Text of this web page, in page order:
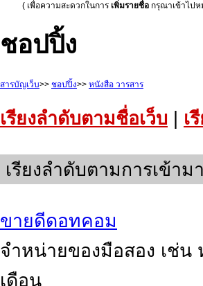
( เพื่อความสะดวกในการ เพิ่มรายชื่อ กรุณาเข้าไป
ชอปปิ้ง
สารบัญเว็บ>> ชอปปิ้ง>> หนังสือ วารสาร
เรียงลำดับตามชื่อเว็บ เ
เรียงลำดับตามการเข้าม
ขายดีดอทคอม
จำหน่ายของมือสอง เช่น
เดือน